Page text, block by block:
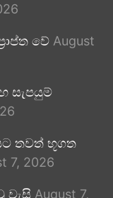
වේ August
සැපයුම්
තවත් භූගත
7, 2026
වැසි August 7,